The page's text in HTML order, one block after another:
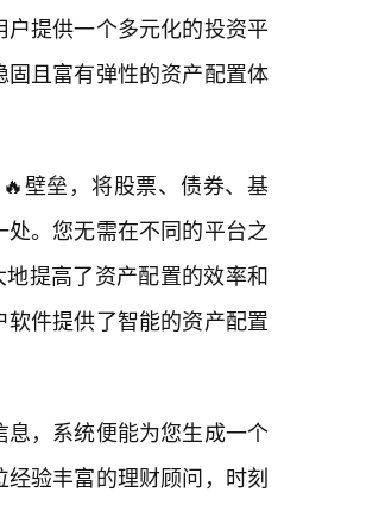
提供一个多元化的投资平
且富有弹性的资产配置体
壁垒，将股票、债券、基
。您无需在不同的平台之
提高了资产配置的效率和
件提供了智能的资产配置
，系统便能为您生成一个
验丰富的理财顾问，时刻